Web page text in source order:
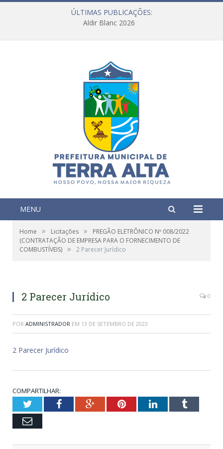
ÚLTIMAS PUBLICAÇÕES:
Aldir Blanc 2026
MENU
Home » Licitações »
PREGÃO ELETRÔNICO Nº 008/2022
(CONTRATAÇÃO DE EMPRESA PARA O FORNECIMENTO DE
COMBUSTÍVEIS) » 2 Parecer Jurídico
2 Parecer Jurídico 0
POR ADMINISTRADOR EM 13 DE SETEMBRO DE 2023
2 Parecer Jurídico
COMPARTILHAR:
TwitterFacebookGoogle+PinterestLinkedInTumblr
Email